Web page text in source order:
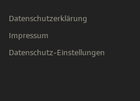
Datenschutzerklärung
Impressum
Datenschutz-Einstellungen